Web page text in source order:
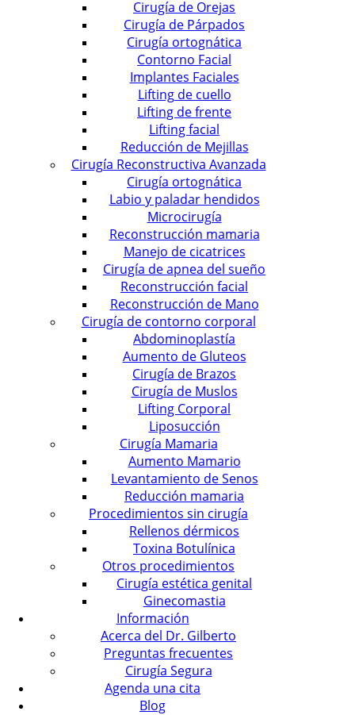
Cirugía de Orejas
Cirugía de Párpados
Cirugía ortognática
Contorno Facial
Implantes Faciales
Lifting de cuello
Lifting de frente
Lifting facial
Reducción de Mejillas
Cirugía Reconstructiva Avanzada
Cirugía ortognática
Labio y paladar hendidos
Microcirugía
Reconstrucción mamaria
Manejo de cicatrices
Cirugía de apnea del sueño
Reconstrucción facial
Reconstrucción de Mano
Cirugía de contorno corporal
Abdominoplastía
Aumento de Gluteos
Cirugía de Brazos
Cirugía de Muslos
Lifting Corporal
Liposucción
Cirugía Mamaria
Aumento Mamario
Levantamiento de Senos
Reducción mamaria
Procedimientos sin cirugía
Rellenos dérmicos
Toxina Botulínica
Otros procedimientos
Cirugía estética genital
Ginecomastia
Información
Acerca del Dr. Gilberto
Preguntas frecuentes
Cirugía Segura
Agenda una cita
Blog